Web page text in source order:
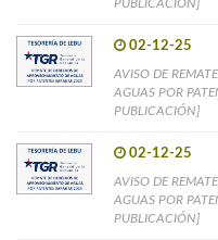
PUBLICACIÓN]
02-12-25
AVISO DE
AGUAS POR
PUBLICACIÓN]
02-12-25
AVISO DE
AGUAS POR
PUBLICACIÓN]